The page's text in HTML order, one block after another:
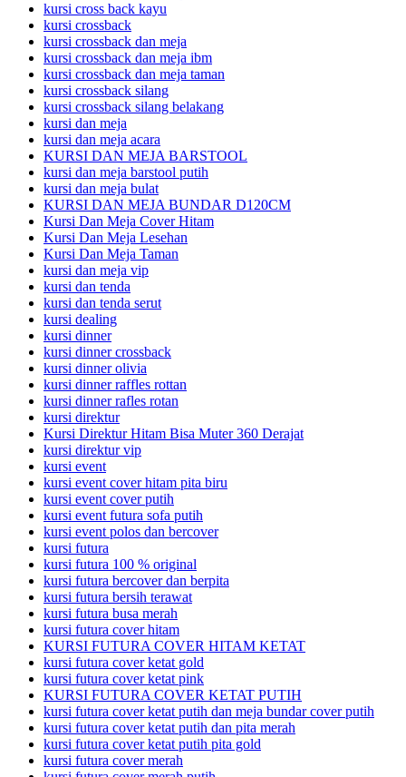
kursi cross back kayu
kursi crossback
kursi crossback dan meja
kursi crossback dan meja ibm
kursi crossback dan meja taman
kursi crossback silang
kursi crossback silang belakang
kursi dan meja
kursi dan meja acara
KURSI DAN MEJA BARSTOOL
kursi dan meja barstool putih
kursi dan meja bulat
KURSI DAN MEJA BUNDAR D120CM
Kursi Dan Meja Cover Hitam
Kursi Dan Meja Lesehan
Kursi Dan Meja Taman
kursi dan meja vip
kursi dan tenda
kursi dan tenda serut
kursi dealing
kursi dinner
kursi dinner crossback
kursi dinner olivia
kursi dinner raffles rottan
kursi dinner rafles rotan
kursi direktur
Kursi Direktur Hitam Bisa Muter 360 Derajat
kursi direktur vip
kursi event
kursi event cover hitam pita biru
kursi event cover putih
kursi event futura sofa putih
kursi event polos dan bercover
kursi futura
kursi futura 100 % original
kursi futura bercover dan berpita
kursi futura bersih terawat
kursi futura busa merah
kursi futura cover hitam
KURSI FUTURA COVER HITAM KETAT
kursi futura cover ketat gold
kursi futura cover ketat pink
KURSI FUTURA COVER KETAT PUTIH
kursi futura cover ketat putih dan meja bundar cover putih
kursi futura cover ketat putih dan pita merah
kursi futura cover ketat putih pita gold
kursi futura cover merah